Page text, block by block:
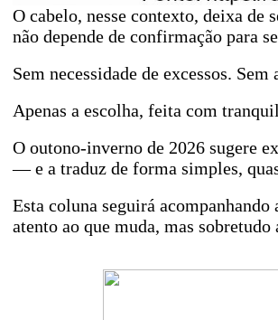
O cabelo, nesse contexto, deixa de
não depende de confirmação para
Sem necessidade de excessos.
Apenas a escolha, feita com
O outono-inverno de 2026 sugere
— e a traduz de forma simples,
Esta coluna seguirá
atento ao que muda, mas sobretudo